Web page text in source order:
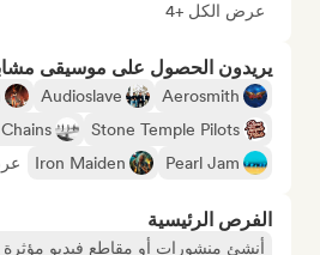
عرض الكل +4
يريدون الحصول على موسيقى
Aerosmith
Audioslave
Stone Temple Pilots
Pearl Jam
Iron Maiden
الفرص الرئيسية
أنشئ منشورات أو مقاطع فيديو مؤثرة